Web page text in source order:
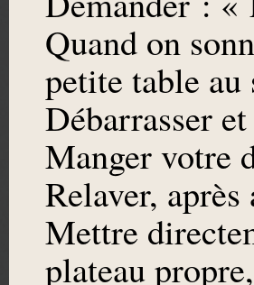
Quand on
petite table
Débarrasser
Manger votre
Relaver,
Mettre
plateau